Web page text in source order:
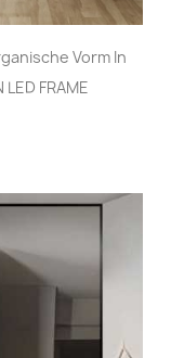
Vorm In
FRAME